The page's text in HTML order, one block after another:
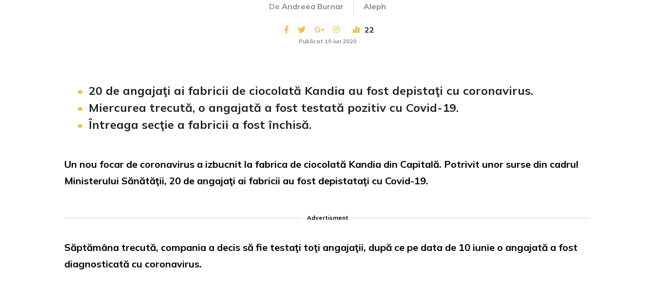
De Andreea Burnar Aleph
22
Publicat 19 iun 2020
20 de angajaţi ai fabricii de ciocolată Kandia au fost depistaţi cu coronavirus.
Miercurea trecută, o angajată a fost testată pozitiv cu Covid-19.
Întreaga secţie a fabricii a fost închisă.
Un nou focar de coronavirus a izbucnit la fabrica de ciocolată Kandia din Capitală. Potrivit unor surse din cadrul
Ministerului Sănătăţii, 20 de angajaţi ai fabricii au fost depistataţi cu Covid-19.
Advertisment
Săptămâna trecută, compania a decis să fie testaţi toţi angajaţii, după ce pe data de 10 iunie o angajată a fost
diagnosticată cu coronavirus.